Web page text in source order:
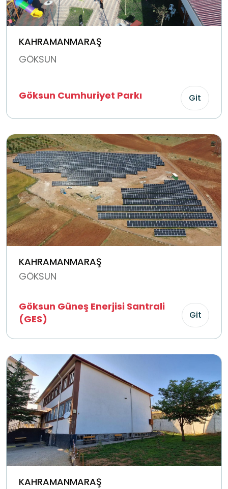
KAHRAMANMARAŞ
GÖKSUN
Göksun Cumhuriyet Parkı Git
KAHRAMANMARAŞ
GÖKSUN
Göksun Güneş Enerjisi Santrali
(GES)
Git
KAHRAMANMARAŞ